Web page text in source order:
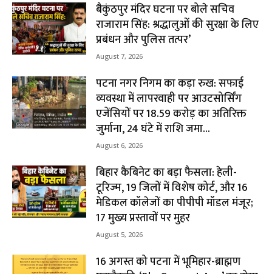
बैकुंठपुर मंदिर घटना पर बोले सचिव
राजाराम सिंह: श्रद्धालुओं की सुरक्षा के लिए
प्रबंधन और पुलिस तत्पर’
August 7, 2026
पटना नगर निगम का कड़ा रुख: सफाई
व्यवस्था में लापरवाही पर आउटसोर्सिंग
एजेंसियों पर ₹18.59 करोड़ का अतिरिक्त
जुर्माना, 24 घंटे में राशि जमा...
August 6, 2026
बिहार कैबिनेट का बड़ा फैसला: हेली-
टूरिज्म, 19 जिलों में विशेष कोर्ट, और 16
मेडिकल कॉलेजों का पीपीपी मॉडल मंजूर;
17 मुख्य प्रस्तावों पर मुहर
August 5, 2026
16 अगस्त को पटना में भूमिहार-ब्राह्मण